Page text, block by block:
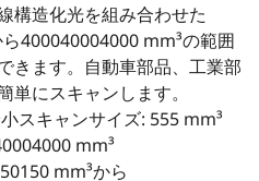
構造化光を組み合わせた
400040004000 mm³の範囲
きます。自動車部品、工業部
にスキャンします。
スキャンサイズ: 555 mm³
mm³
mm³から